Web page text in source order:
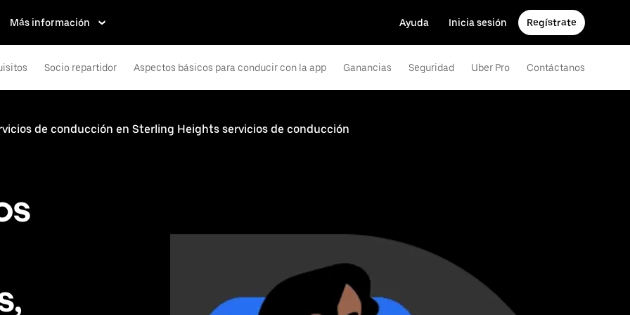
Más información Ayuda Inicia sesión Regístrate
Socio repartidor Aspectos básicos para conducir con la app Ganancias Seguridad Uber Pro Contáctanos
de conducción en Sterling Heights servicios de conducción